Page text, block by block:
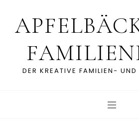
DER KREATIVE FAMILIEN- UND